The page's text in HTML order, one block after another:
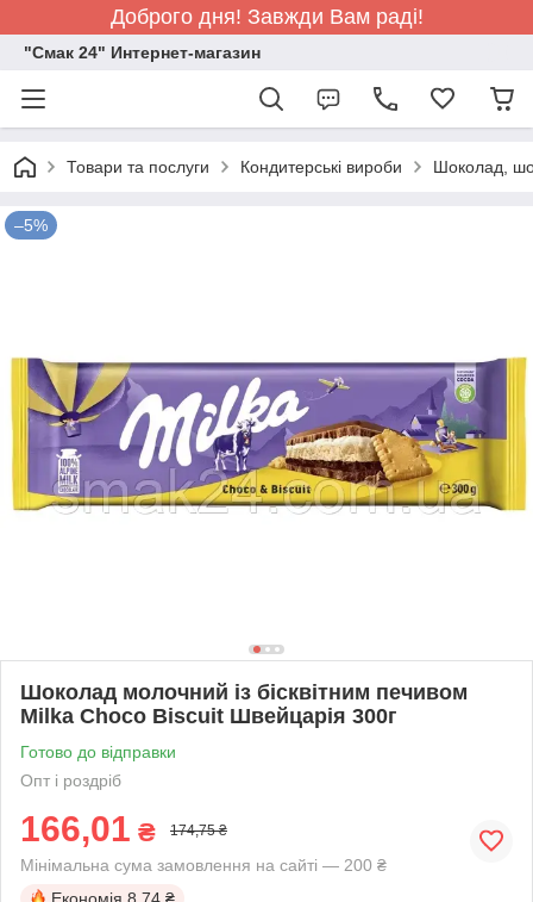
Доброго дня! Завжди Вам раді!
"Смак 24" Интернет-магазин
Товари та послуги Кондитерські вироби Шоколад,
–5%
Шоколад молочний із бісквітним печивом
Milka Choco Biscuit Швейцарія 300г
Готово до відправки
Опт і роздріб
166,01 ₴ 174,75 ₴
Мінімальна сума замовлення на сайті — 200 ₴
Економія 8.74 ₴